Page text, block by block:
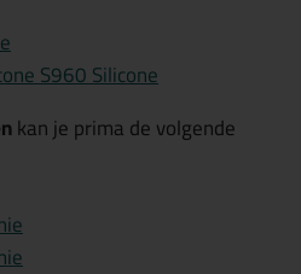
S960 Silicone
kan je prima de volgende